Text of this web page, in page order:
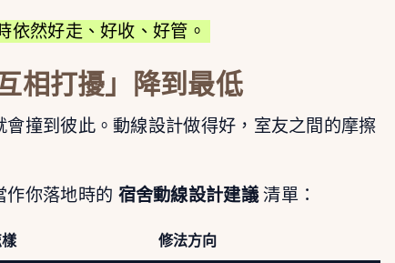
依然好走、好收、好管。
相打擾」降到最低
撞到彼此。動線設計做得好，室友之間的摩擦
作你落地時的 宿舍動線設計建議清單：
修法方向